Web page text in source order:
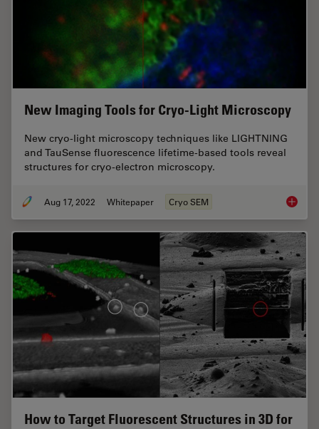
New Imaging Tools for Cryo-Light Microscopy
New cryo-light microscopy techniques like LIGHTNING
and TauSense fluorescence lifetime-based tools reveal
structures for cryo-electron microscopy.
Aug 17, 2022 Whitepaper Cryo SEM New
How to Target Fluorescent Structures in 3D for